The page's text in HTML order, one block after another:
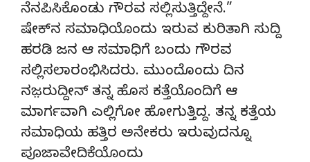
ನೆನಪಿಸಿಕೊಂಡು ಗೌರವ ಸಲ್ಲಿಸುತ್ತಿದ್ದೇನೆ.”
ಷೇಕ್‌ನ ಸಮಾಧಿಯೊಂದು ಇರುವ ಕುರಿತಾಗಿ ಸುದ್ದಿ
ಹರಡಿ ಜನ ಆ ಸಮಾಧಿಗೆ ಬಂದು ಗೌರವ
ಸಲ್ಲಿಸಲಾರಂಭಿಸಿದರು. ಮುಂದೊಂದು ದಿನ
ನಜ಼ರುದ್ದೀನ್‌ ತನ್ನ ಹೊಸ ಕತ್ತೆಯೊಂದಿಗೆ ಆ
ಮಾರ್ಗವಾಗಿ ಎಲ್ಲಿಗೋ ಹೋಗುತ್ತಿದ್ದ. ತನ್ನ ಕತ್ತೆಯ
ಸಮಾಧಿಯ ಹತ್ತಿರ ಅನೇಕರು ಇರುವುದನ್ನೂ
ಪೂಜಾವೇದಿಕೆಯೊಂದು